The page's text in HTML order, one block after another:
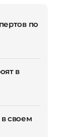
по
в
своем